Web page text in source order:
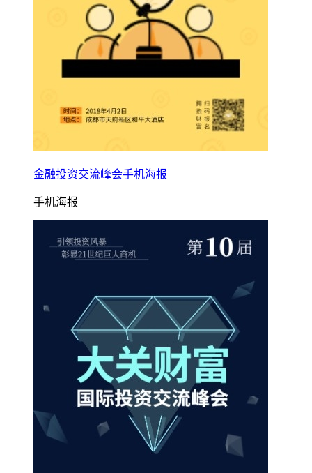
金融投资交流峰会手机海报
手机海报